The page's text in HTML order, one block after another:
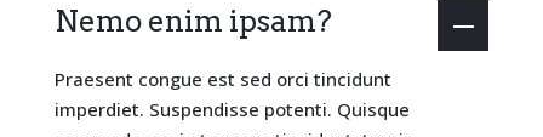
Nemo enim ipsam?
Praesent congue est sed orci tincidunt
imperdiet. Suspendisse potenti. Quisque